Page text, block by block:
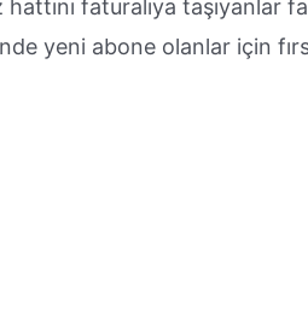
hattını faturalıya taşıyanlar
yeni abone olanlar için